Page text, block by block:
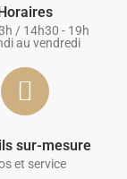
Horaires
/ 14h30 - 19h
au vendredi
sur-mesure
et service